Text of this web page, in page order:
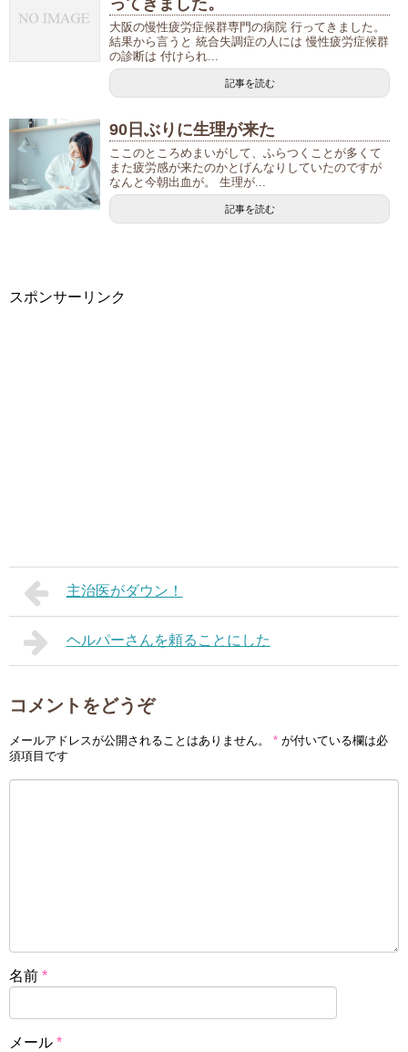
大阪の慢性疲労症候群専門の病院 行ってきました。
結果から言うと 統合失調症の人には 慢性疲労症候群
の診断は 付けられ...
記事を読む
90日ぶりに生理が来た
ここのところめまいがして、ふらつくことが多くて
また疲労感が来たのかとげんなりしていたのですが
なんと今朝出血が。 生理が...
記事を読む
スポンサーリンク
主治医がダウン！
ヘルパーさんを頼ることにした
コメントをどうぞ
メールアドレスが公開されることはありません。 * が付いている欄は必
須項目です
名前 *
メール *